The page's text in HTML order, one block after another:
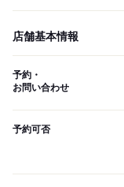
店舗基本情報
予約・
お問い合わせ
予約可否